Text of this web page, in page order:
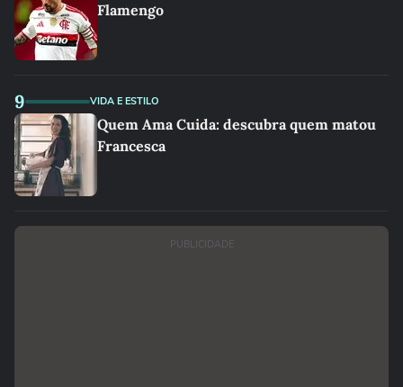
Flamengo
9 VIDA E ESTILO
Quem Ama Cuida: descubra quem matou
Francesca
PUBLICIDADE